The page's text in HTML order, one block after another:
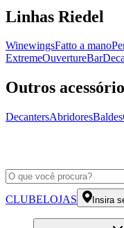
Linhas Riedel
WinewingsFatto a mano
ExtremeOuvertureBar
Outros
DecantersAbridoresBaldes
CLUBELOJAS Insira